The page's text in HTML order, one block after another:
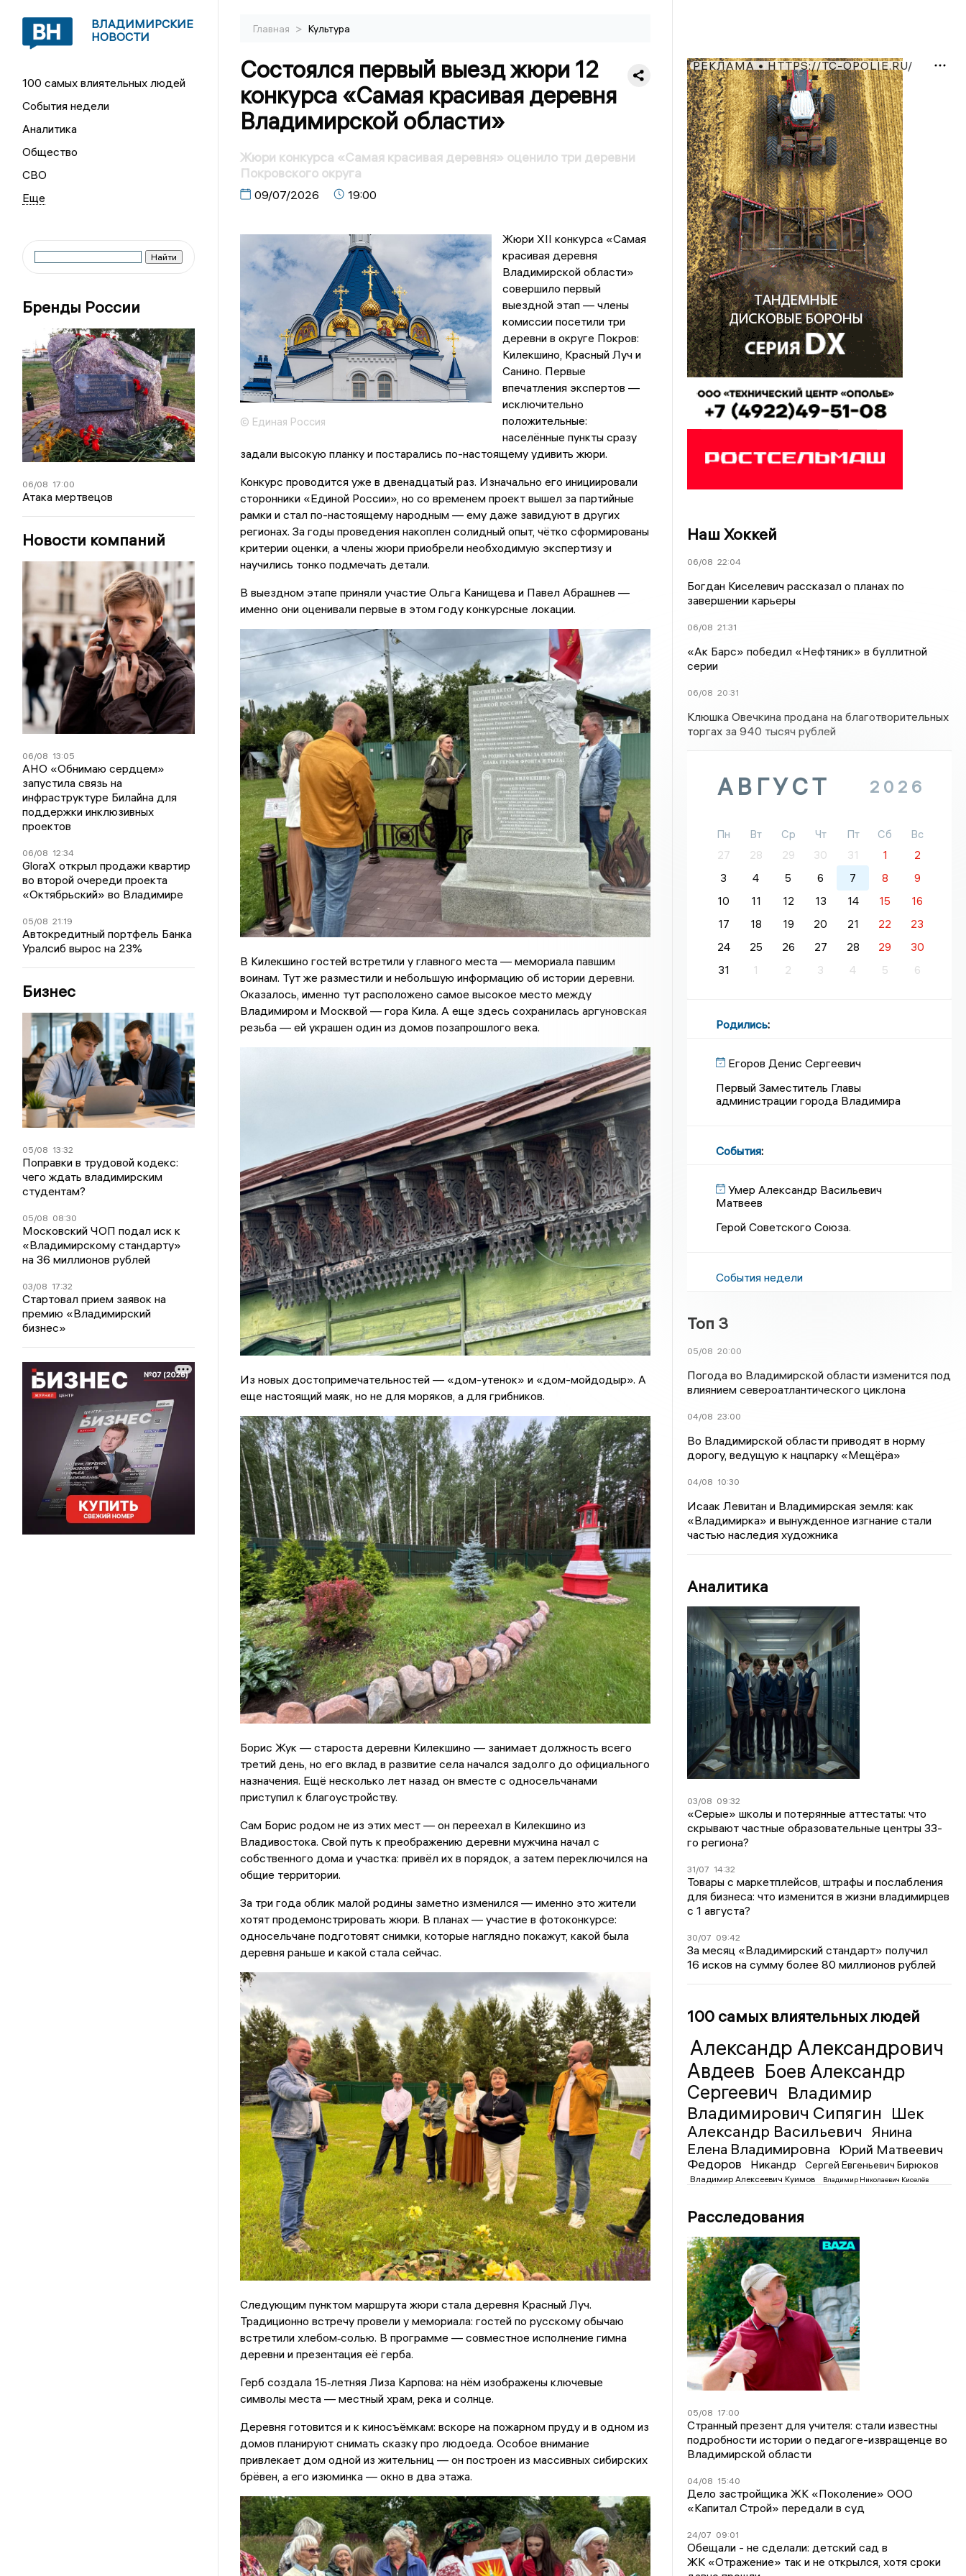
ВЛАДИМИРСКИЕ
НОВОСТИ
100 самых влиятельных людей
События недели
Аналитика
Общество
СВО
Бренды России
06/08 17:00
Атака мертвецов
Новости компаний
06/08 13:05
АНО «Обнимаю сердцем»
запустила связь на
инфраструктуре Билайна для
поддержки инклюзивных
проектов
06/08 12:34
GloraX открыл продажи квартир
во второй очереди проекта
«Октябрьский» во Владимире
05/08 21:19
Автокредитный портфель Банка
Уралсиб вырос на 23%
Бизнес
05/08 13:32
Поправки в трудовой кодекс:
чего ждать владимирским
студентам?
05/08 08:30
Московский ЧОП подал иск к
«Владимирскому стандарту»
на 36 миллионов рублей
03/08 17:32
Стартовал прием заявок на
премию «Владимирский
бизнес»
Главная > Культура
Состоялся первый выезд жюри 12
конкурса «Самая красивая деревня
Владимирской области»
Жюри конкурса «Самая красивая деревня» оценило три деревни
Покровского округа
09/07/2026 19:00
© Единая Россия
Жюри XII конкурса «Самая
красивая деревня
Владимирской области»
совершило первый
выездной этап — члены
комиссии посетили три
деревни в округе Покров:
Килекшино, Красный Луч и
Санино. Первые
впечатления экспертов —
исключительно
положительные:
населённые пункты сразу
задали высокую планку и постарались по-настоящему удивить жюри.
Конкурс проводится уже в двенадцатый раз. Изначально его инициировали
сторонники «Единой России», но со временем проект вышел за партийные
рамки и стал по-настоящему народным — ему даже завидуют в других
регионах. За годы проведения накоплен солидный опыт, чётко сформированы
критерии оценки, а члены жюри приобрели необходимую экспертизу и
научились тонко подмечать детали.
В выездном этапе приняли участие Ольга Канищева и Павел Абрашнев —
именно они оценивали первые в этом году конкурсные локации.
В Килекшино гостей встретили у главного места — мемориала павшим
воинам. Тут же разместили и небольшую информацию об истории деревни.
Оказалось, именно тут расположено самое высокое место между
Владимиром и Москвой — гора Кила. А еще здесь сохранилась аргуновская
резьба — ей украшен один из домов позапрошлого века.
Из новых достопримечательностей — «дом-утенок» и «дом-мойдодыр». А
еще настоящий маяк, но не для моряков, а для грибников.
Борис Жук — староста деревни Килекшино — занимает должность всего
третий день, но его вклад в развитие села начался задолго до официального
назначения. Ещё несколько лет назад он вместе с односельчанами
приступил к благоустройству.
Сам Борис родом не из этих мест — он переехал в Килекшино из
Владивостока. Свой путь к преображению деревни мужчина начал с
собственного дома и участка: привёл их в порядок, а затем переключился на
общие территории.
За три года облик малой родины заметно изменился — именно это жители
хотят продемонстрировать жюри. В планах — участие в фотоконкурсе:
односельчане подготовят снимки, которые наглядно покажут, какой была
деревня раньше и какой стала сейчас.
Следующим пунктом маршрута жюри стала деревня Красный Луч.
Традиционно встречу провели у мемориала: гостей по русскому обычаю
встретили хлебом‑солью. В программе — совместное исполнение гимна
деревни и презентация её герба.
Герб создала 15‑летняя Лиза Карпова: на нём изображены ключевые
символы места — местный храм, река и солнце.
Деревня готовится и к киносъёмкам: вскоре на пожарном пруду и в одном из
домов планируют снимать сказку про людоеда. Особое внимание
привлекает дом одной из жительниц — он построен из массивных сибирских
брёвен, а его изюминка — окно в два этажа.
РЕКЛАМА • HTTPS://TC-OPOLIE.RU/
Наш Хоккей
06/08 22:04
Богдан Киселевич рассказал о планах по
завершении карьеры
06/08 21:31
«Ак Барс» победил «Нефтяник» в буллитной
серии
06/08 20:31
Клюшка Овечкина продана на благотворительных
торгах за 940 тысяч рублей
АВГУСТ 2026
Пн Вт Ср Чт Пт Сб
Вс
27
28 29 30 31 1
2
3
4 5 6 7 8
9
10
11 12 13 14 15
16
17
18 19 20 21 22
23
24
25 26 27 28 29
30
31
1 2 3 4 5 6
Родились:
Егоров Денис Сергеевич
Первый Заместитель Главы
администрации города Владимира
События:
Умер Александр Васильевич
Матвеев
Герой Советского Союза.
События недели
Топ 3
05/08 20:00
Погода во Владимирской области изменится под
влиянием североатлантического циклона
04/08 23:00
Во Владимирской области приводят в норму
дорогу, ведущую к нацпарку «Мещёра»
04/08 10:30
Исаак Левитан и Владимирская земля: как
«Владимирка» и вынужденное изгнание стали
частью наследия художника
Аналитика
03/08 09:32
«Серые» школы и потерянные аттестаты: что
скрывают частные образовательные центры 33-
го региона?
31/07 14:32
Товары с маркетплейсов, штрафы и послабления
для бизнеса: что изменится в жизни владимирцев
с 1 августа?
30/07 09:42
За месяц «Владимирский стандарт» получил
16 исков на сумму более 80 миллионов рублей
100 самых влиятельных людей
Александр Александрович
Авдеев Боев Александр
Сергеевич Владимир
Владимирович Сипягин Шек
Александр Васильевич
Янина
Елена Владимировна
Юрий Матвеевич
Федоров
Никандр Сергей Евгеньевич Бирюков
Владимир Алексеевич Куимов Владимир Николаевич Киселёв
Расследования
05/08 17:00
Странный презент для учителя: стали известны
подробности истории о педагоге-извращенце во
Владимирской области
04/08 15:40
Дело застройщика ЖК «Поколение» ООО
«Капитал Строй» передали в суд
24/07 09:01
Обещали - не сделали: детский сад в
ЖК «Отражение» так и не открылся, хотя сроки